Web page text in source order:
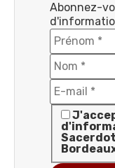
Abonnez-